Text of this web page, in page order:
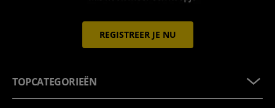
REGISTREER JE NU
TOPCATEGORIEËN